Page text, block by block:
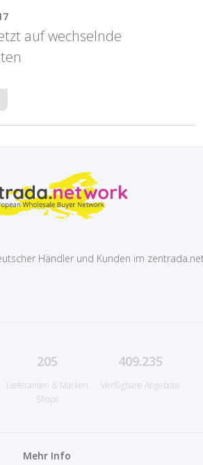
auf wechselnde
Händler und Kunden im
205
Lieferanten & Marken
Shops
409.235
Verfügbare Angebote
Mehr Info